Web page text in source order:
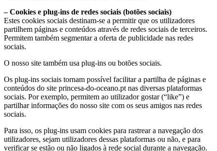
– Cookies e plug-ins de redes sociais (botões sociais)
Estes cookies sociais destinam-se a permitir que os utilizadores
partilhem páginas e conteúdos através de redes sociais de terceiros.
Permitem também segmentar a oferta de publicidade nas redes
sociais.
O nosso site também usa plug-ins ou botões sociais.
Os plug-ins sociais tornam possível facilitar a partilha de páginas e
conteúdos do site princesa-do-oceano.pt nas diversas plataformas
sociais. Por exemplo, permitem ao utilizador gostar (“like”) e
partilhar informações do nosso site com os seus amigos nas redes
sociais.
Para isso, os plug-ins usam cookies para rastrear a navegação dos
utilizadores, sejam utilizadores dessas plataformas ou não, e para
verificar se estão ou não ligados à rede social durante a navegação.